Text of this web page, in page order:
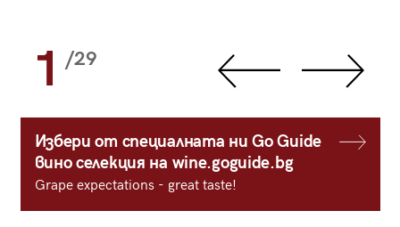
1 /29
Избери от специалната ни Go Guide
вино селекция на wine.goguide.bg
Grape expectations - great taste!